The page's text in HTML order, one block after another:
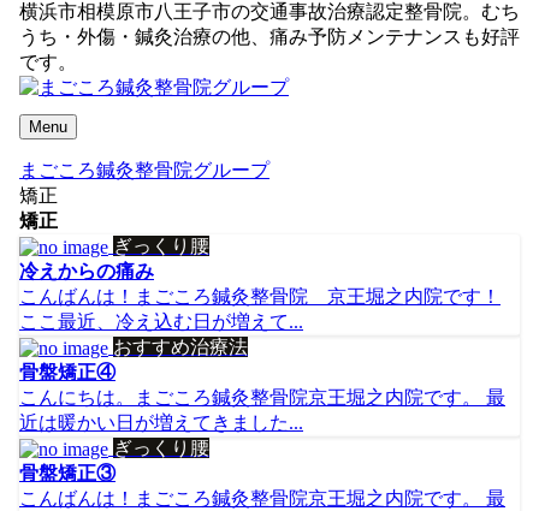
横浜市相模原市八王子市の交通事故治療認定整骨院。むち
うち・外傷・鍼灸治療の他、痛み予防メンテナンスも好評
です。
Menu
まごころ鍼灸整骨院グループ
矯正
矯正
ぎっくり腰
冷えからの痛み
こんばんは！まごころ鍼灸整骨院 京王堀之内院です！
ここ最近、冷え込む日が増えて...
おすすめ治療法
骨盤矯正④
こんにちは。まごころ鍼灸整骨院京王堀之内院です。 最
近は暖かい日が増えてきました...
ぎっくり腰
骨盤矯正③
こんばんは！まごころ鍼灸整骨院京王堀之内院です。 最